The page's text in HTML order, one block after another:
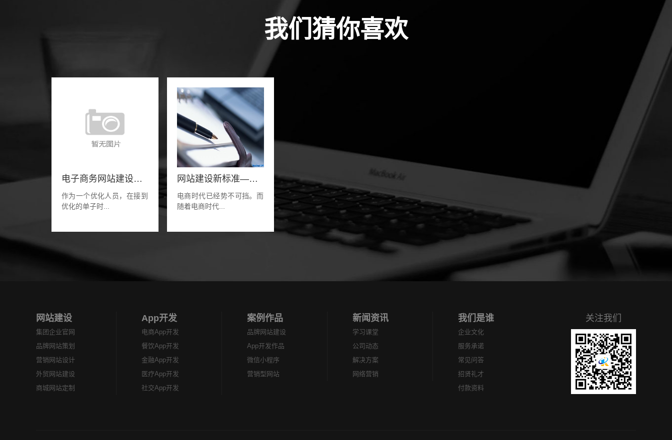
我们猜你喜欢
电子商务网站建设技术：怎样修改网站标
作为一个优化人员，在接到
优化的单子时...
网站建设新标准——建站与优化结合
电商时代已经势不可挡。而
随着电商时代...
网站建设
集团企业官网
品牌网站策划
营销网站设计
外贸网站建设
商城网站定制
App开发
电商App开发
餐饮App开发
金融App开发
医疗App开发
社交App开发
案例作品
品牌网站建设
App开发作品
微信小程序
营销型网站
新闻资讯
学习课堂
公司动态
解决方案
网络营销
我们是谁
企业文化
服务承诺
常见问答
招贤礼才
付款资料
关注我们